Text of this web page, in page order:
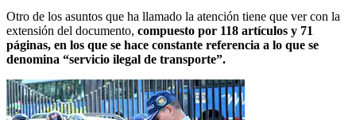
Otro de los asuntos que ha llamado la atención tiene que ver con la
extensión del documento, compuesto por 118 artículos y 71
páginas, en los que se hace constante referencia a lo que se
denomina “servicio ilegal de transporte”.